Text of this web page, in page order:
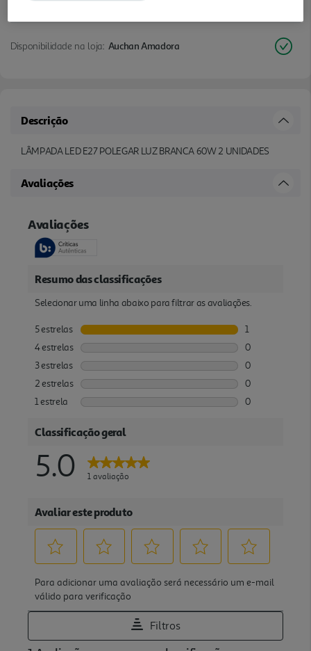
Disponibilidade na loja: Auchan Amadora
Descrição
LÂMPADA LED E27 POLEGAR LUZ BRANCA 60W 2 UNIDADES
Avaliações